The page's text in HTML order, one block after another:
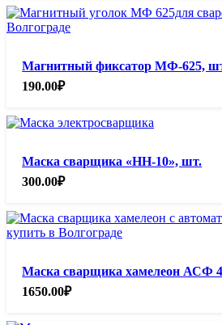
Магнитный фиксатор МФ-625,
190.00₽
Маска сварщика «НН-10», шт.
300.00₽
Маска сварщика хамелеон АСФ
1650.00₽